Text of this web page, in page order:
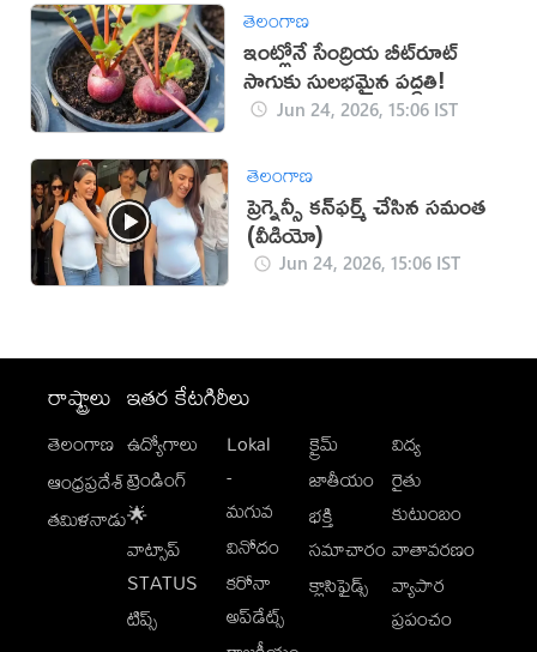
తెలంగాణ
ఇంట్లోనే సేంద్రియ బీట్‌రూట్
సాగుకు సులభమైన పద్ధతి!
Jun 24, 2026, 15:06 IST
తెలంగాణ
ప్రెగ్నెన్సీ కన్‌ఫర్మ్ చేసిన సమంత
(వీడియో)
Jun 24, 2026, 15:06 IST
రాష్ట్రాలు
తెలంగాణ
ఆంధ్రప్రదేశ్
తమిళనాడు
ఇతర కేటగిరీలు
ఉద్యోగాలు
ట్రెండింగ్
🌟
వాట్సాప్
STATUS
టిప్స్
Lokal
-
మగువ
వినోదం
కరోనా
అప్‌డేట్స్
క్రైమ్
జాతీయం
భక్తి
సమాచారం
క్లాసిఫైడ్స్
విద్య
రైతు
కుటుంబం
వాతావరణం
వ్యాపార
ప్రపంచం